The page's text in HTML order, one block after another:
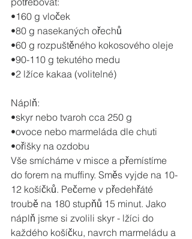
•160 g vloček
•80 g nasekaných ořechů
•60 g rozpuštěného kokosového oleje
•90-110 g tekutého medu
•2 lžíce kakaa (volitelné)
Náplň:
•skyr nebo tvaroh cca 250 g
•ovoce nebo marmeláda dle chuti
•oříšky na ozdobu
Vše smícháme v misce a přemístíme
do forem na muffiny. Směs vyjde na 10-
12 košíčků. Pečeme v předehřáté
troubě na 180 stupňů 15 minut. Jako
náplň jsme si zvolili skyr - lžíci do
každého košíčku, navrch marmeládu a